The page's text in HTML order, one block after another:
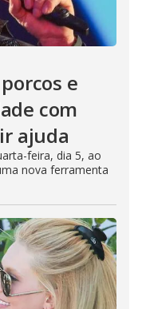
e
com
ajuda
feira, dia 5, ao
nova ferramenta